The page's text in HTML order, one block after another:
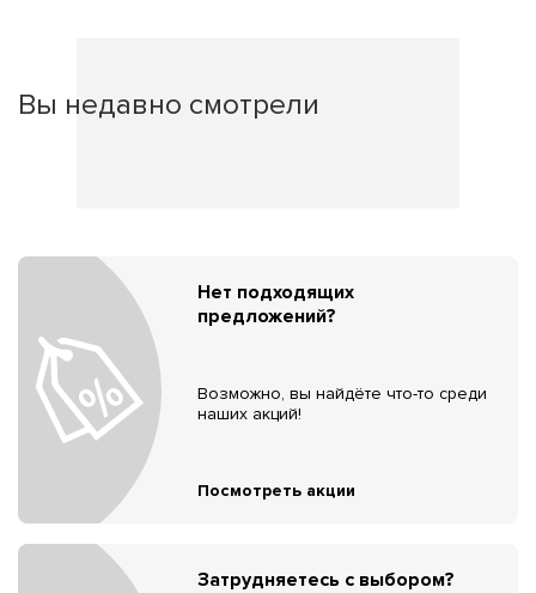
Вы недавно смотрели
Нет подходящих
предложений?
Возможно, вы найдёте что-то среди
наших акций!
Посмотреть акции
Затрудняетесь с выбором?